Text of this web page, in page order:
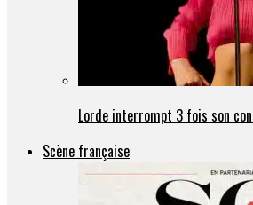
Lorde interrompt 3 fois son
Scène française